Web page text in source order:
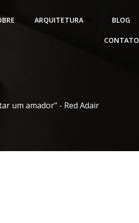
ARQUITETURA BLOG
CONTATO
um amador" - Red Adair